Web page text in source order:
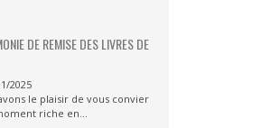
DE REMISE DES LIVRES DE
2025
le plaisir de vous convier
riche en...